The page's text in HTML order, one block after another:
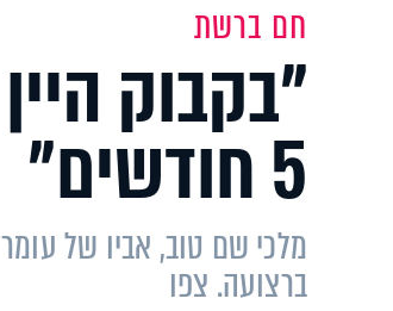
חם ברשת
"בקבוק
5 חודשים"
מלכי שם טוב, אביו של
ברצועה. צפו